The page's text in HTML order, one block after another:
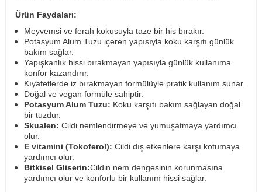
Ürün Faydaları:
Meyvemsi ve ferah kokusuyla taze bir his bırakır.
Potasyum Alum Tuzu içeren yapısıyla koku karşıtı günlük
bakım sağlar.
Yapışkanlık hissi bırakmayan yapısıyla günlük kullanıma
konfor kazandırır.
Kıyafetlerde iz bırakmayan formülüyle pratik kullanım sunar.
Doğal ve vegan formüle sahiptir.
Potasyum Alum Tuzu: Koku karşıtı bakım sağlayan doğal
bir tuzdur.
Skualen: Cildi nemlendirmeye ve yumuşatmaya yardımcı
olur.
E vitamini (Tokoferol): Cildi dış etkenlere karşı kotumaya
yardımcı olur.
Bitkisel Gliserin:Cildin nem dengesinin korunmasına
yardımcı olur ve konforlu bir kullanım hissi sağlar.